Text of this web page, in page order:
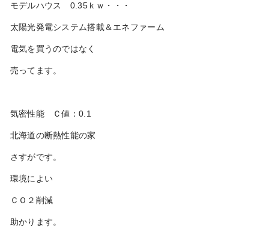
モデルハウス 0.35ｋｗ・・・
太陽光発電システム搭載＆エネファーム
電気を買うのではなく
売ってます。
気密性能 Ｃ値：0.1
北海道の断熱性能の家
さすがです。
環境によい
ＣＯ２削減
助かります。